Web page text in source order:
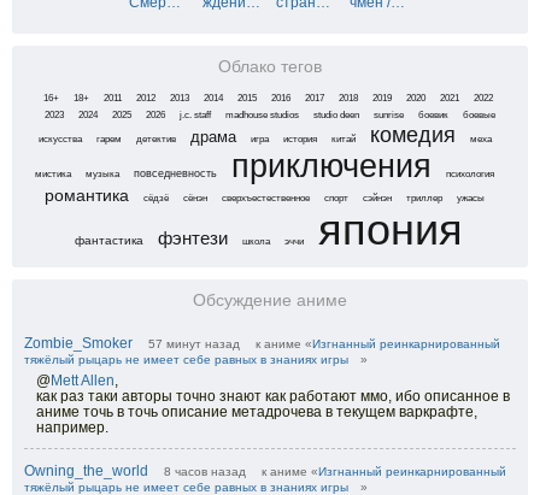
Облако тегов
16+ 18+ 2011 2012 2013 2014 2015 2016 2017 2018 2019 2020 2021
2022
2023
2024 2025 2026 j.c. staff madhouse studios studio deen sunrise боевик
боевые
искусства
гарем детектив драма игра история китай комедия меха
мистика музыка повседневность приключения психология
романтика сёдзё сёнэн сверхъестественное спорт сэйнэн триллер ужасы
фантастика фэнтези школа эччи япония
Обсуждение аниме
Zombie_Smoker 57 минут назад к аниме «Изгнанный реинкарнированный
тяжёлый рыцарь не имеет себе равных в знаниях игры
»
@Mett Allen,
как раз таки авторы точно знают как работают ммо, ибо описанное в
аниме точь в точь описание метадрочева в текущем варкрафте,
например.
Owning_the_world 8 часов назад к аниме «Изгнанный реинкарнированный
тяжёлый рыцарь не имеет себе равных в знаниях игры
»